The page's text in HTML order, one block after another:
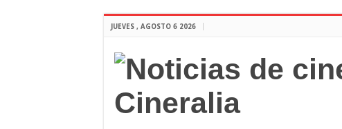
JUEVES , AGOSTO 6 2026